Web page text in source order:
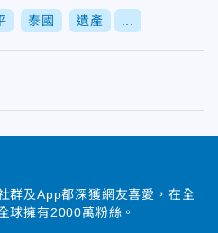
泰國 遺產
群及App都深獲網友喜愛，在全
球擁有2000萬粉絲。